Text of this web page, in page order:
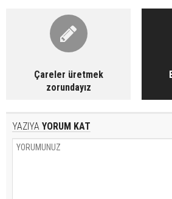
Çareler üretmek
zorundayız
YAZIYA YORUM KAT